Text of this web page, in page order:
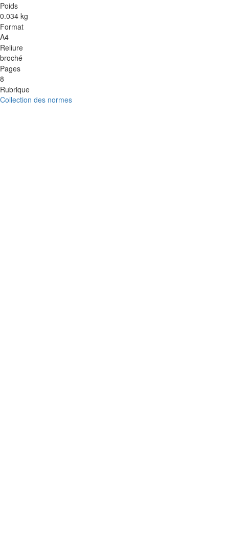
Poids
0.034 kg
Format
A4
Reliure
broché
Pages
8
Rubrique
Collection des normes